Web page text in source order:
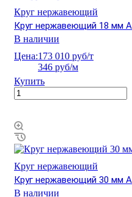
Круг нержавеющий
Круг нержавеющий 18 мм
В наличии
Цена:173 010 руб/т
346 руб/м
Купить
Круг нержавеющий
Круг нержавеющий 30 мм
В наличии